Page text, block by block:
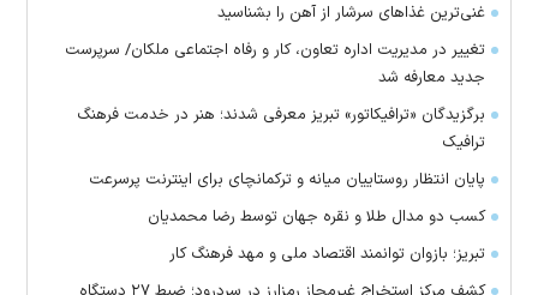
غنی‌ترین غذا‌های سرشار از آهن را بشناسید
تغییر در مدیریت اداره تعاون، کار و رفاه اجتماعی ملکان/ سرپرست
جدید معارفه شد
برگزیدگان «ترافیکاتور» تبریز معرفی شدند؛ هنر در خدمت فرهنگ
ترافیک
پایان انتظار روستاییان میانه و ترکمانچای برای اینترنت پرسرعت
کسب دو مدال طلا و نقره جهان توسط رضا محمدیان
تبریز؛ بازوان توانمند اقتصاد ملی و مهد فرهنگ کار